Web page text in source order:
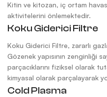
Kitin ve kitozan, iç ortam
aktivitelerini önlemektedir.
Koku Giderici Filtre
Koku Giderici Filtre, zararlı
Gözenek yapısının zenginliği
parçacıklarını fiziksel olarak
kimyasal olarak parçalayarak
Cold Plasma